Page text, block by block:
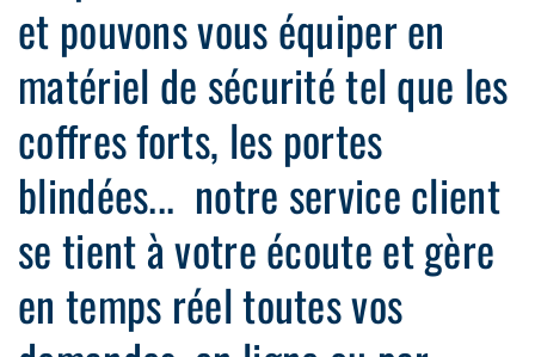
et pouvons vous équiper en
matériel de sécurité tel que les
coffres forts, les portes
blindées... notre service client
se tient à votre écoute et gère
en temps réel toutes vos